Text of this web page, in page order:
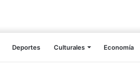
Deportes Culturales Economía